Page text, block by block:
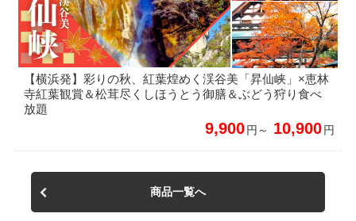
【横浜発】彩りの秋、紅葉煌めく渓谷美「昇仙峡」×恵林
寺紅葉観賞＆松茸尽くしほうとう御膳＆ぶどう狩り食べ
放題
9,900円～ 10,900円
商品一覧へ